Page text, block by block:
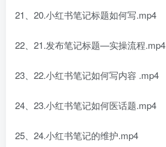
21、20.小红书笔记标题如何写.mp4
22、21.发布笔记标题—实操流程.mp4
23、22.小红书笔记如何写内容 .mp4
24、23.小红书笔记如何医话题.mp4
25、24.小红书笔记的维护.mp4